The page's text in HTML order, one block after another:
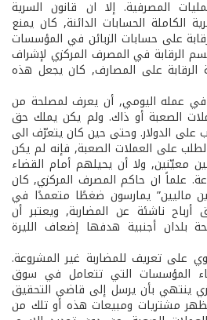
المصرفية. إلا ان قانون السرية
الكاملة الحسابات الدائنة, كان يمنع
على حسابات الزبائن في المؤسسات
الرقابة في المصرف المركزي لإشراف
على المصارف, كان يجعل هذه
عمله اليومي, أن يعرف لمصلحة من
الصعبة أو ذاك. ولم يكن يملك حق
على الدولار. وحتى حين كان يتعرّف الى
على العملات الصعبة, فإنه لم يكن
معيّنين, ولا أن يحيلهم أمام القضاء
علماً ان حاكم المصرف المركزي, كان
ماليين” يمارسون ضغطًا متعمدًا في
ناشئة عن المضاربة, ويعتبر أن
بلدان أجنبية هدفها إضعاف الليرة
على تعريف للمضاربة غير المشروعة.
المؤسسات التي تتعامل في سوق
ينتهي بأن يرسل إلى قاضي التحقيق
مشتريات ومبيعات هذه أو تلك من